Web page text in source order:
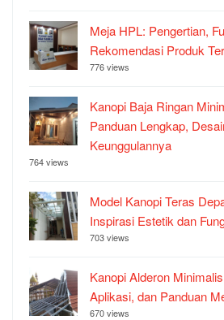
Meja HPL: Pengertian,
Rekomendasi Produk
776 views
Kanopi Baja Ringan
Panduan Lengkap,
Keunggulannya
764 views
Model Kanopi Teras
Inspirasi Estetik dan
703 views
Kanopi Alderon
Aplikasi, dan Panduan
670 views